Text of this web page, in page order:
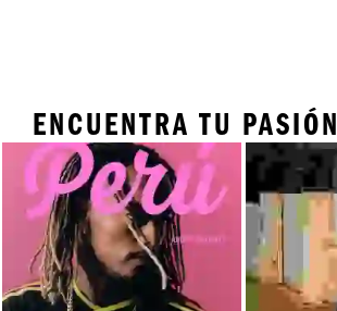
ENCUENTRA TU PASIÓN